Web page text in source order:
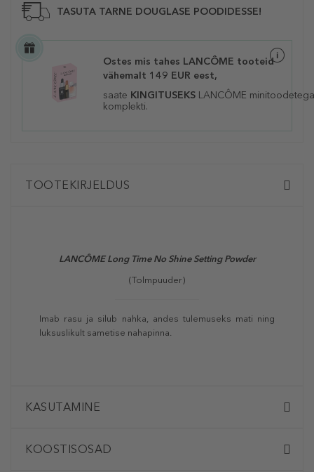
TASUTA TARNE DOUGLASE POODIDESSE!
Ostes mis tahes LANCÔME tooteid
vähemalt 149 EUR eest,
saate KINGITUSEKS LANCÔME minitoodetega
komplekti.
TOOTEKIRJELDUS
LANCÔME Long Time No Shine Setting Powder
(Tolmpuuder)
Imab rasu ja silub nahka, andes tulemuseks mati ning
luksuslikult sametise nahapinna.
KASUTAMINE
KOOSTISOSAD